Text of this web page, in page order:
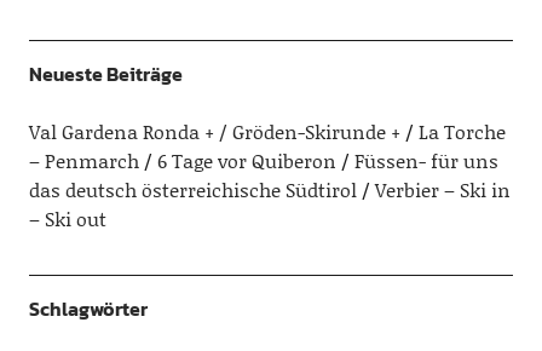
Neueste Beiträge
Val Gardena Ronda + / Gröden-Skirunde +
La Torche
– Penmarch
6 Tage vor Quiberon
Füssen- für uns
das deutsch österreichische Südtirol
Verbier – Ski in
– Ski out
Schlagwörter